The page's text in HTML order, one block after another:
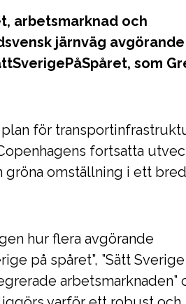
arbetsmarknad och
järnväg
som
för
fortsatta
gröna omställning i ett
hur flera avgörande
på spåret”, ”Sätt
arbetsmarknaden”